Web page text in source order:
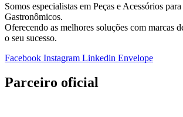
Somos especialistas em Peças e Acessórios
Gastronômicos.
Oferecendo as melhores soluções com marcas
o seu sucesso.
Facebook Instagram Linkedin Envelope
Parceiro oficial